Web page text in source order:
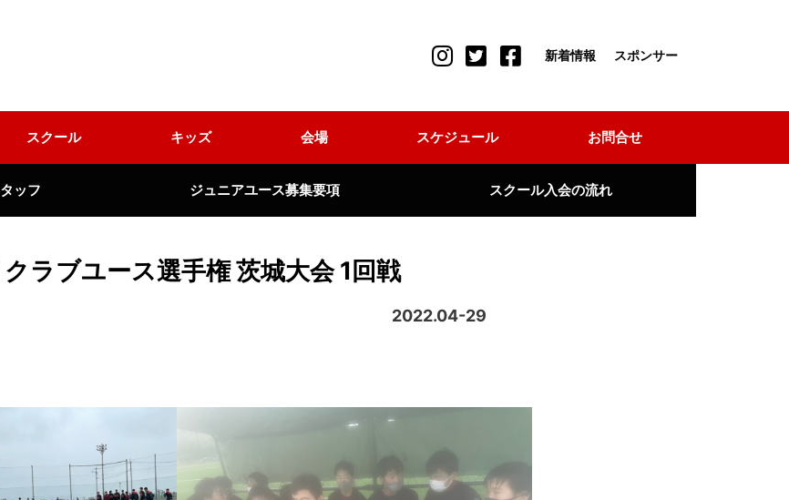
新着情報 スポンサー
スクール キッズ 会場 スケジュール お問合せ
ッフ ジュニアユース募集要項 スクール入会の流れ
ラブユース選手権 茨城大会 1回戦
2022.04-29